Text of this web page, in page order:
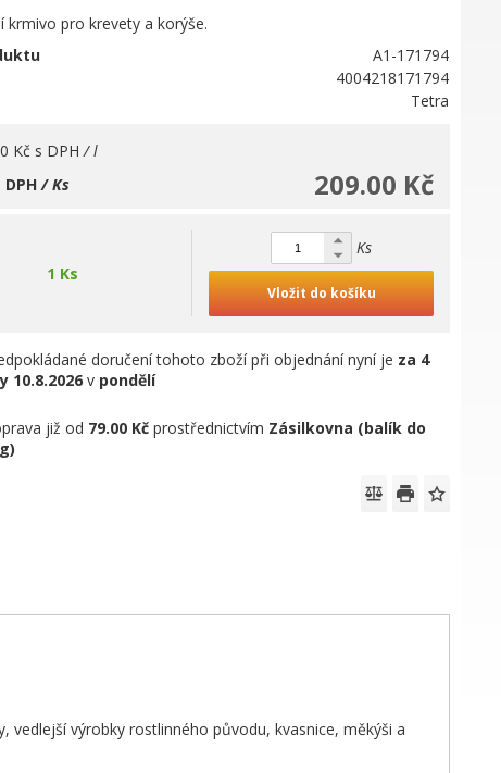
krmivo pro krevety a korýše.
A1-171794
4004218171794
Tetra
Kč s DPH / l
209.00 Kč
DPH/ Ks
1 Ks
Ks
Vložit do košíku
doručení tohoto zboží při objednání nyní je za 4
10.8.2026 v pondělí
již od 79.00 Kč prostřednictvím Zásilkovna (balík do
vedlejší výrobky rostlinného původu, kvasnice, měkýši a